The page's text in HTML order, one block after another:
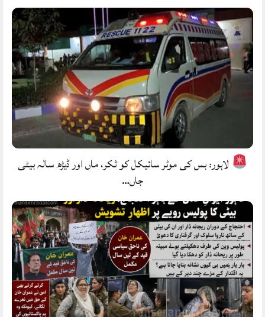
لاہور: بس کی موٹر سائیکل کو ٹکر، ماں اور ڈیڑھ سالہ بیٹی
جاں…